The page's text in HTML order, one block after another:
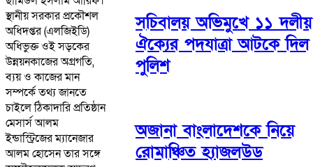
স্থানীয় সরকার প্রকৌশল
অধিদপ্তর (এলজিইডি)
অধিভুক্ত ওই সড়কের
উন্নয়নকাজের অগ্রগতি,
ব্যয় ও কাজের মান
সম্পর্কে তথ্য জানতে
চাইলে ঠিকাদারি প্রতিষ্ঠান
মেসার্স আলম
ইন্ডাস্ট্রিজের ম্যানেজার
আলম হোসেন তার সঙ্গে
সচিবালয় অভিমুখে ১১ দলীয়
ঐক্যের পদযাত্রা আটকে দিল
পুলিশ
অজানা বাংলাদেশকে নিয়ে
রোমাঞ্চিত হ্যাজলউড